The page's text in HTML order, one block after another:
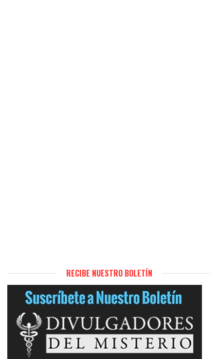
RECIBE NUESTRO BOLETÍN